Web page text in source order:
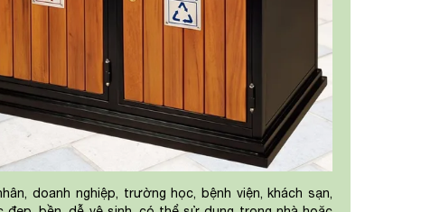
doanh nghiệp, trường học, bệnh viện, khách sạn,